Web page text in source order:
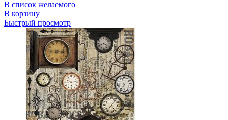
В список желаемого
В корзину
Быстрый просмотр